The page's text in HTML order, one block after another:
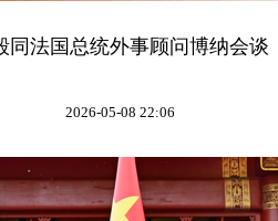
同法国总统外事顾问博纳会谈
2026-05-08 22:06